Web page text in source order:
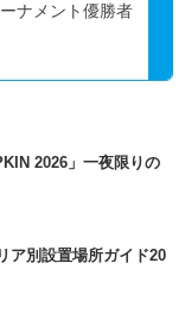
ナメント優勝者
2026」一夜限りの
ア別設置場所ガイド20